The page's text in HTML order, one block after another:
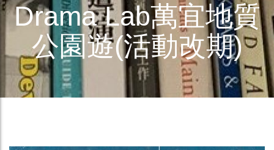
Drama Lab萬宜地質
公園遊(活動改期)